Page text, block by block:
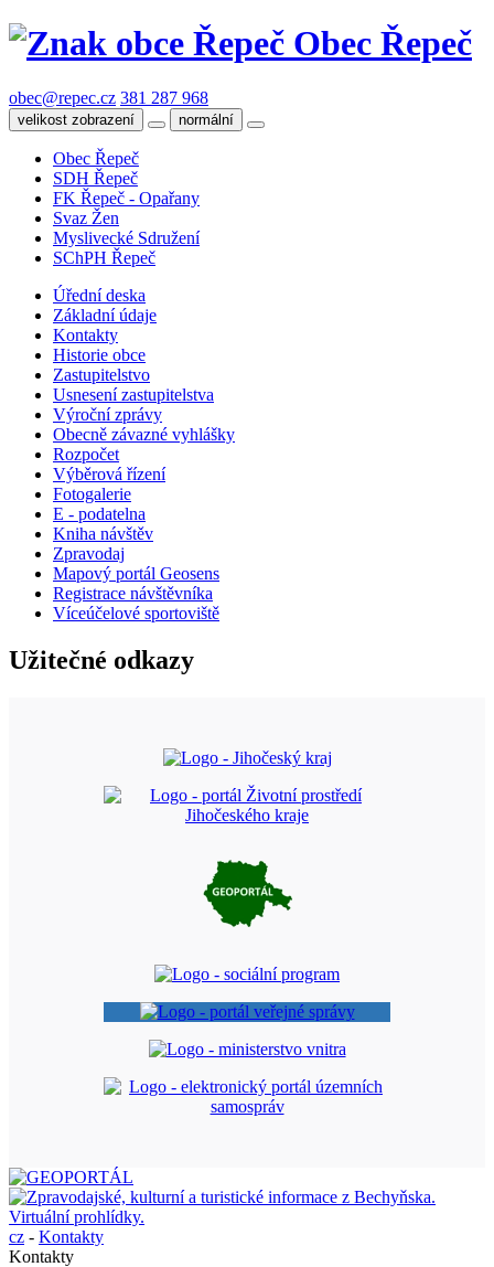
Obec Řepeč
obec@repec.cz 381 287 968
velikost zobrazení normální
Obec Řepeč
SDH Řepeč
FK Řepeč - Opařany
Svaz Žen
Myslivecké Sdružení
SChPH Řepeč
Úřední deska
Základní údaje
Kontakty
Historie obce
Zastupitelstvo
Usnesení zastupitelstva
Výroční zprávy
Obecně závazné vyhlášky
Rozpočet
Výběrová řízení
Fotogalerie
E - podatelna
Kniha návštěv
Zpravodaj
Mapový portál Geosens
Registrace návštěvníka
Víceúčelové sportoviště
Užitečné odkazy
cz - Kontakty
Kontakty